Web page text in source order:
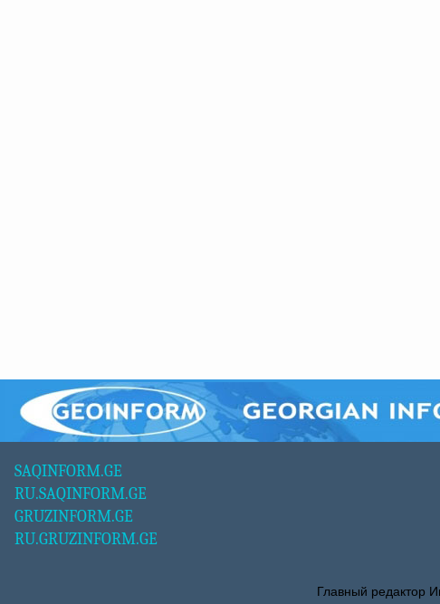
SAQINFORM.GE
RU.SAQINFORM.GE
GRUZINFORM.GE
RU.GRUZINFORM.GE
Главный редактор